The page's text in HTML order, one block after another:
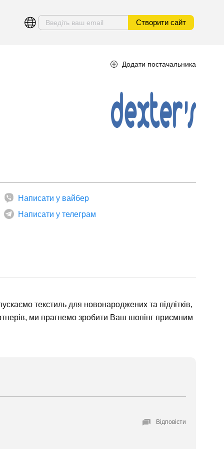
Створити сайт
Додати постачальника
Написати у вайбер
Написати у телеграм
текстиль для новонароджених та підлітків,
ми прагнемо зробити Ваш шопінг приємним
Відповісти